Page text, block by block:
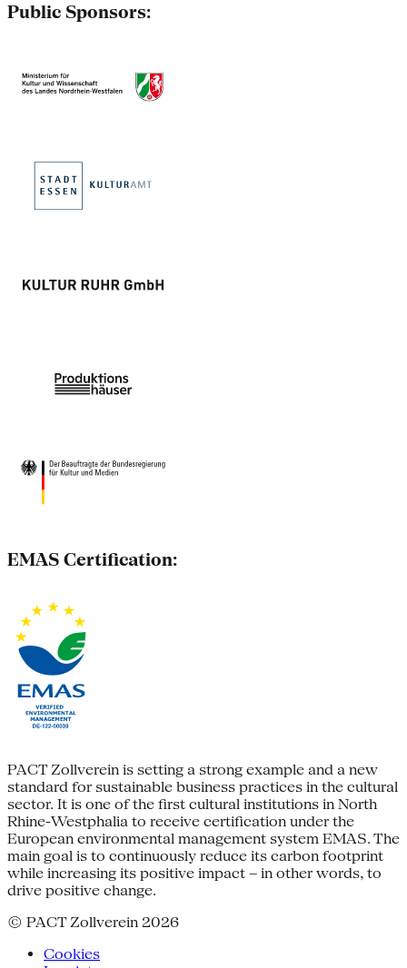
Public Sponsors:
EMAS Certification:
PACT Zollverein is setting a strong example and a new
standard for sustainable business practices in the cultural
sector. It is one of the first cultural institutions in North
Rhine-Westphalia to receive certification under the
European environmental management system EMAS. The
main goal is to continuously reduce its carbon footprint
while increasing its positive impact – in other words, to
drive positive change.
© PACT Zollverein 2026
Cookies